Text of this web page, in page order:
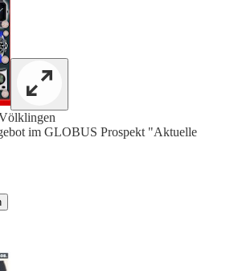
im GLOBUS Prospekt "Aktuelle